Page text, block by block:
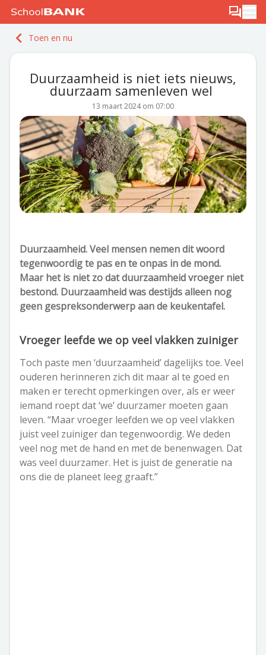
Ga naar de inhoud Berichten
Meld je gratis aan
Toen en nu
Duurzaamheid is niet iets nieuws,
duurzaam samenleven wel
13 maart 2024 om 07:00
Duurzaamheid. Veel mensen nemen dit woord
tegenwoordig te pas en te onpas in de mond.
Maar het is niet zo dat duurzaamheid vroeger niet
bestond. Duurzaamheid was destijds alleen nog
geen gespreksonderwerp aan de keukentafel.
Vroeger leefde we op veel vlakken zuiniger
Toch paste men ‘duurzaamheid’ dagelijks toe. Veel
ouderen herinneren zich dit maar al te goed en
maken er terecht opmerkingen over, als er weer
iemand roept dat ‘we’ duurzamer moeten gaan
leven. “Maar vroeger leefden we op veel vlakken
juist veel zuiniger dan tegenwoordig. We deden
veel nog met de hand en met de benenwagen. Dat
was veel duurzamer. Het is juist de generatie na
ons die de planeet leeg graaft.”